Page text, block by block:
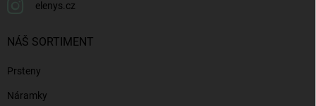
elenys.cz
NÁŠ SORTIMENT
Prsteny
Náramky